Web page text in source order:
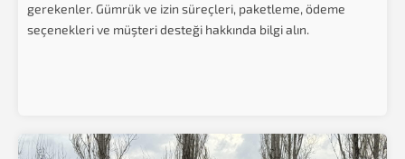
gerekenler. Gümrük ve izin süreçleri, paketleme, ödeme
seçenekleri ve müşteri desteği hakkında bilgi alın.